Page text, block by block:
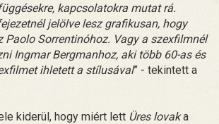
kapcsolatokra mutat rá.
jelölve lesz grafikusan, hogy
Paolo Sorrentinóhoz. Vagy a szexfilmnél
Ingmar Bergmanhoz, aki több 60-as és
ihletett a stílusával” - tekintett a
kiderül, hogy miért lett Üres lovaka